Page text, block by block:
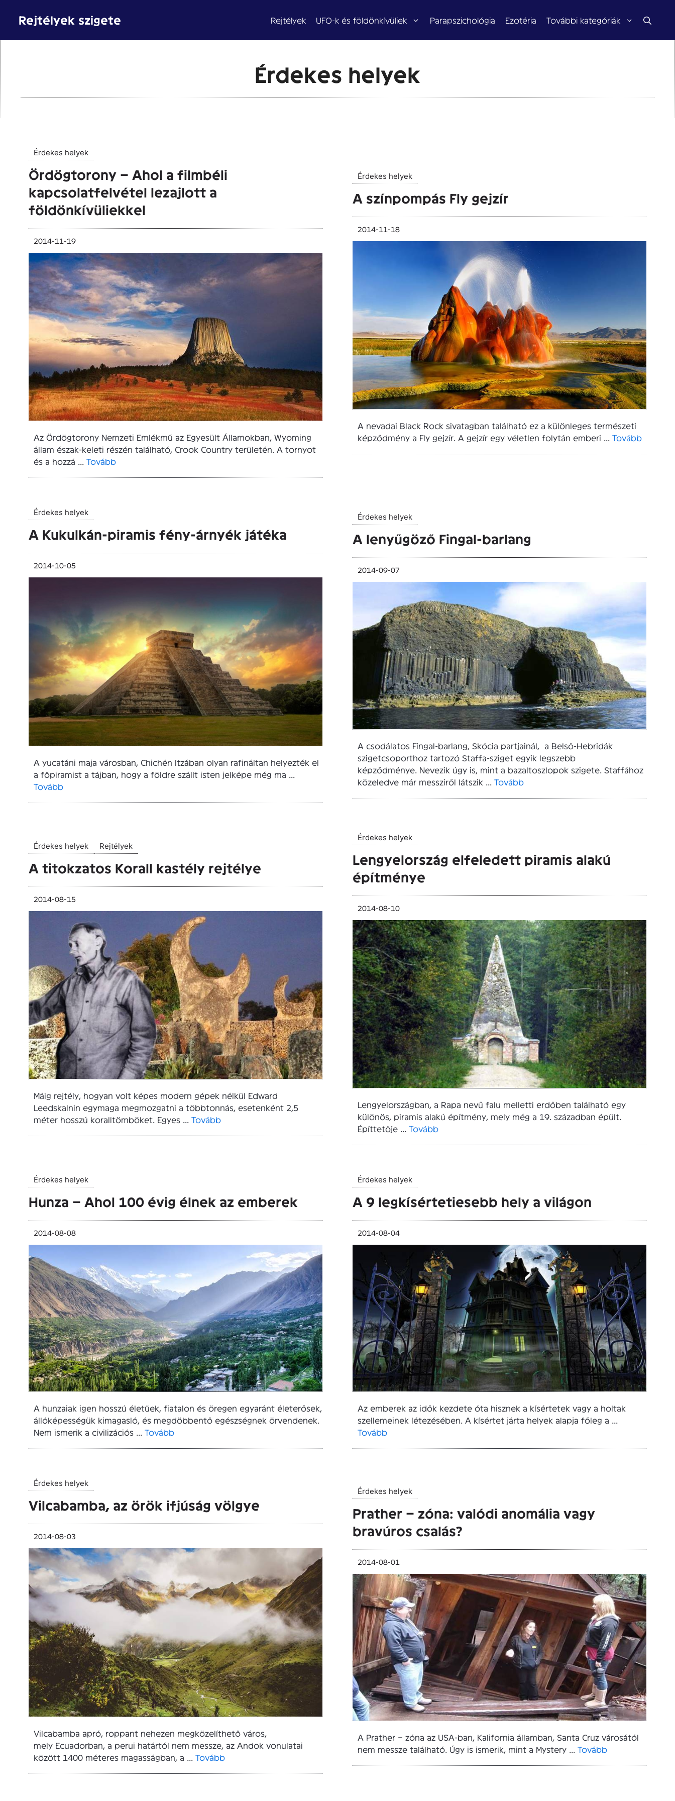
Rejtélyek szigete Rejtélyek UFO-k és földönkívüliek Parapszichológia Ezotéria További kategóriák
Érdekes helyek
Érdekes helyek
Ördögtorony – Ahol a filmbéli
kapcsolatfelvétel lezajlott a
földönkívüliekkel
2014-11-19
Az Ördögtorony Nemzeti Emlékmű az Egyesült Államokban, Wyoming
állam észak-keleti részén található, Crook Country területén. A tornyot
és a hozzá ... Tovább
Érdekes helyek
A színpompás Fly gejzír
2014-11-18
A nevadai Black Rock sivatagban található ez a különleges természeti
képződmény a Fly gejzír. A gejzír egy véletlen folytán emberi ... Tovább
Érdekes helyek
A Kukulkán-piramis fény-árnyék játéka
2014-10-05
A yucatáni maja városban, Chichén Itzában olyan rafináltan helyezték el
a főpiramist a tájban, hogy a földre szállt isten jelképe még ma ...
Tovább
Érdekes helyek
A lenyűgöző Fingal-barlang
2014-09-07
A csodálatos Fingal-barlang, Skócia partjainál, a Belső-Hebridák
szigetcsoporthoz tartozó Staffa-sziget egyik legszebb
képződménye. Nevezik úgy is, mint a bazaltoszlopok szigete. Staffához
közeledve már messziről látszik ... Tovább
Érdekes helyek Rejtélyek
A titokzatos Korall kastély rejtélye
2014-08-15
Máig rejtély, hogyan volt képes modern gépek nélkül Edward
Leedskalnin egymaga megmozgatni a többtonnás, esetenként 2,5
méter hosszú koralltömböket. Egyes ... Tovább
Érdekes helyek
Lengyelország elfeledett piramis alakú
építménye
2014-08-10
Lengyelországban, a Rapa nevű falu melletti erdőben található egy
különös, piramis alakú építmény, mely még a 19. században épült.
Építtetője ... Tovább
Érdekes helyek
Hunza – Ahol 100 évig élnek az emberek
2014-08-08
A hunzaiak igen hosszú életűek, fiatalon és öregen egyaránt életerősek,
állóképességük kimagasló, és megdöbbentő egészségnek örvendenek.
Nem ismerik a civilizációs ... Tovább
Érdekes helyek
A 9 legkísértetiesebb hely a világon
2014-08-04
Az emberek az idők kezdete óta hisznek a kísértetek vagy a holtak
szellemeinek létezésében. A kísértet járta helyek alapja főleg a ...
Tovább
Érdekes helyek
Vilcabamba, az örök ifjúság völgye
2014-08-03
Vilcabamba apró, roppant nehezen megközelíthető város,
mely Ecuadorban, a perui határtól nem messze, az Andok vonulatai
között 1400 méteres magasságban, a ... Tovább
Érdekes helyek
Prather – zóna: valódi anomália vagy
bravúros csalás?
2014-08-01
A Prather – zóna az USA-ban, Kalifornia államban, Santa Cruz városától
nem messze található. Úgy is ismerik, mint a Mystery ... Tovább